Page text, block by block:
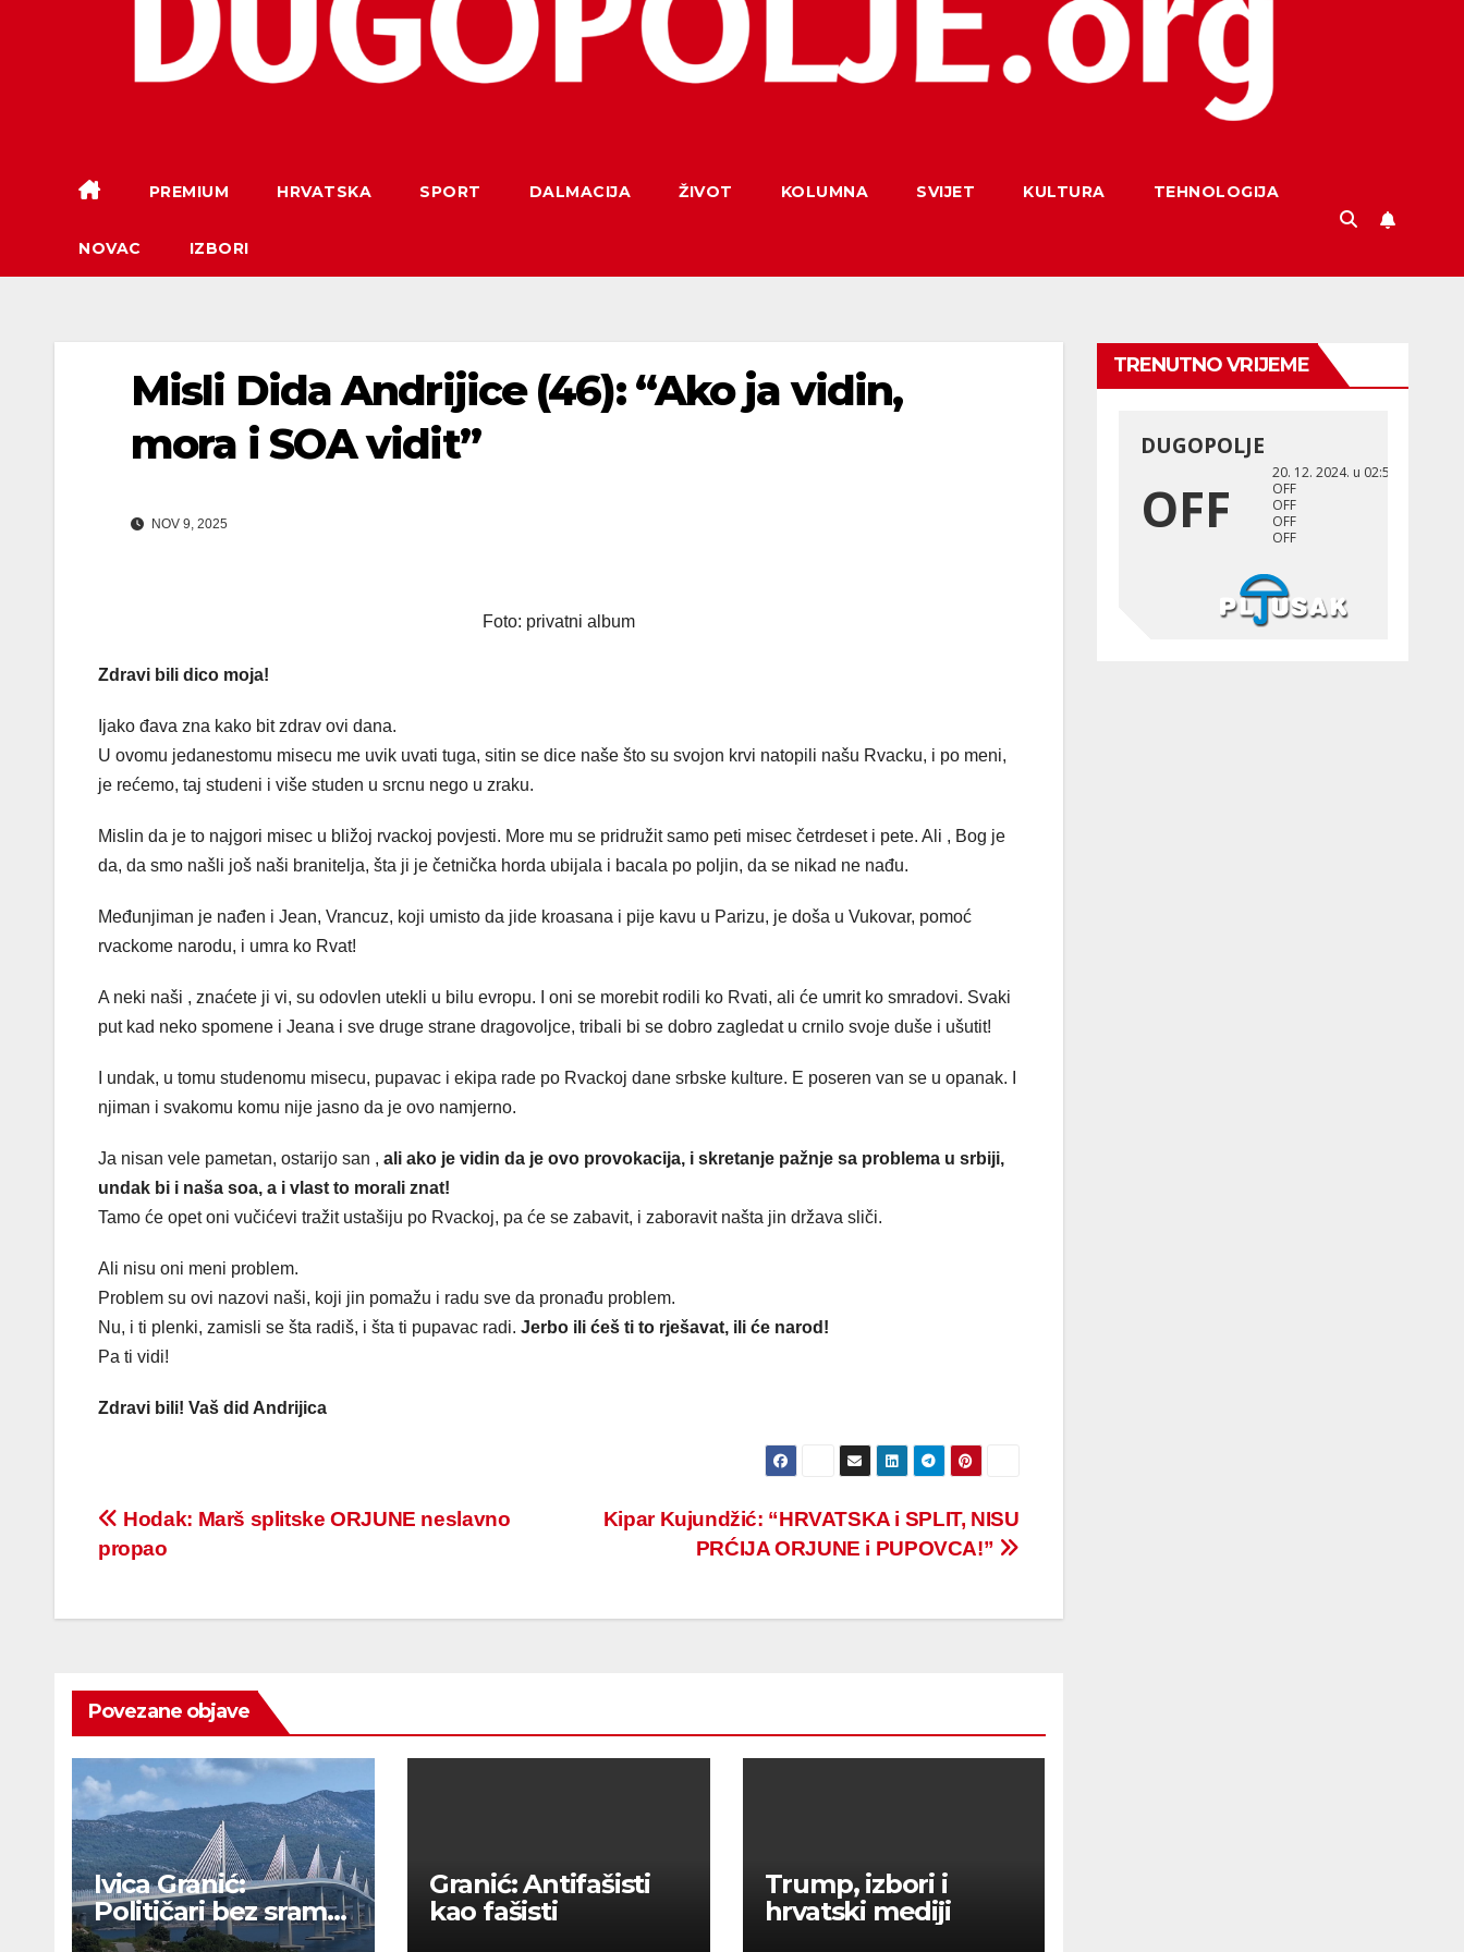
PREMIUM HRVATSKA SPORT DALMACIJA ŽIVOT KOLUMNA SVIJET KULTURA TEHNOLOGIJA
NOVAC IZBORI
Misli Dida Andrijice (46): “Ako ja vidin,
mora i SOA vidit”
NOV 9, 2025
Foto: privatni album
Zdravi bili dico moja!
Ijako đava zna kako bit zdrav ovi dana.
U ovomu jedanestomu misecu me uvik uvati tuga, sitin se dice naše što su svojon krvi natopili našu Rvacku, i po meni,
je rećemo, taj studeni i više studen u srcnu nego u zraku.
Mislin da je to najgori misec u bližoj rvackoj povjesti. More mu se pridružit samo peti misec četrdeset i pete. Ali , Bog je
da, da smo našli još naši branitelja, šta ji je četnička horda ubijala i bacala po poljin, da se nikad ne nađu.
Međunjiman je nađen i Jean, Vrancuz, koji umisto da jide kroasana i pije kavu u Parizu, je doša u Vukovar, pomoć
rvackome narodu, i umra ko Rvat!
A neki naši , znaćete ji vi, su odovlen utekli u bilu evropu. I oni se morebit rodili ko Rvati, ali će umrit ko smradovi. Svaki
put kad neko spomene i Jeana i sve druge strane dragovoljce, tribali bi se dobro zagledat u crnilo svoje duše i ušutit!
I undak, u tomu studenomu misecu, pupavac i ekipa rade po Rvackoj dane srbske kulture. E poseren van se u opanak. I
njiman i svakomu komu nije jasno da je ovo namjerno.
Ja nisan vele pametan, ostarijo san , ali ako je vidin da je ovo provokacija, i skretanje pažnje sa problema u srbiji,
undak bi i naša soa, a i vlast to morali znat!
Tamo će opet oni vučićevi tražit ustašiju po Rvackoj, pa će se zabavit, i zaboravit našta jin država sliči.
Ali nisu oni meni problem.
Problem su ovi nazovi naši, koji jin pomažu i radu sve da pronađu problem.
Nu, i ti plenki, zamisli se šta radiš, i šta ti pupavac radi. Jerbo ili ćeš ti to rješavat, ili će narod!
Pa ti vidi!
Zdravi bili! Vaš did Andrijica
Post
navigation
Kipar Kujundžić: “HRVATSKA i SPLIT, NISU
PRĆIJA ORJUNE i PUPOVCA!”
Hodak: Marš splitske ORJUNE neslavno
propao
Povezane objave
Ivica Granić:
Političari bez srama,
okupirani
Granić: Antifašisti
kao fašisti
Trump, izbori i
hrvatski mediji
TRENUTNO VRIJEME